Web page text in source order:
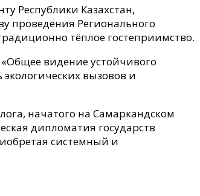
Республики Казахстан,
проведения Регионального
тёплое гостеприимство.
видение устойчивого
вызовов и
начатого на Самаркандском
дипломатия государств
системный и